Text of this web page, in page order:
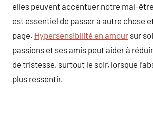
elles peuvent accentuer notre mal-
est essentiel de passer à autre chose
page. Hypersensibilité en amour sur
passions et ses amis peut aider à
de tristesse, surtout le soir, lorsque
plus ressentir.